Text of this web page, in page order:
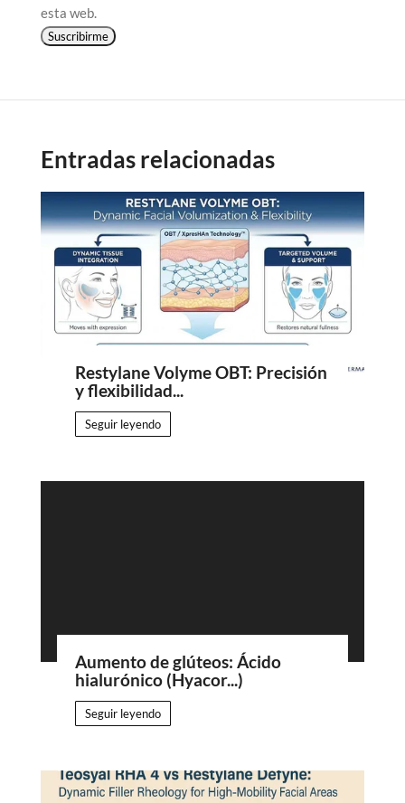
esta web.
Suscribirme
Entradas relacionadas
Restylane Volyme OBT: Precisión
y flexibilidad...
Seguir leyendo
Aumento de glúteos: Ácido
hialurónico (Hyacor...)
Seguir leyendo